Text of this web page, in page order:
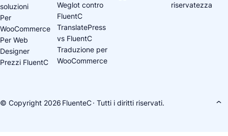
soluzioni
Per
WooCommerce
Per Web
Designer
Prezzi FluentC
Weglot contro
FluentC
TranslatePress
vs FluentC
Traduzione per
WooCommerce
riservatezza
© Copyright 2026 FluenteC· Tutti i diritti riservati.